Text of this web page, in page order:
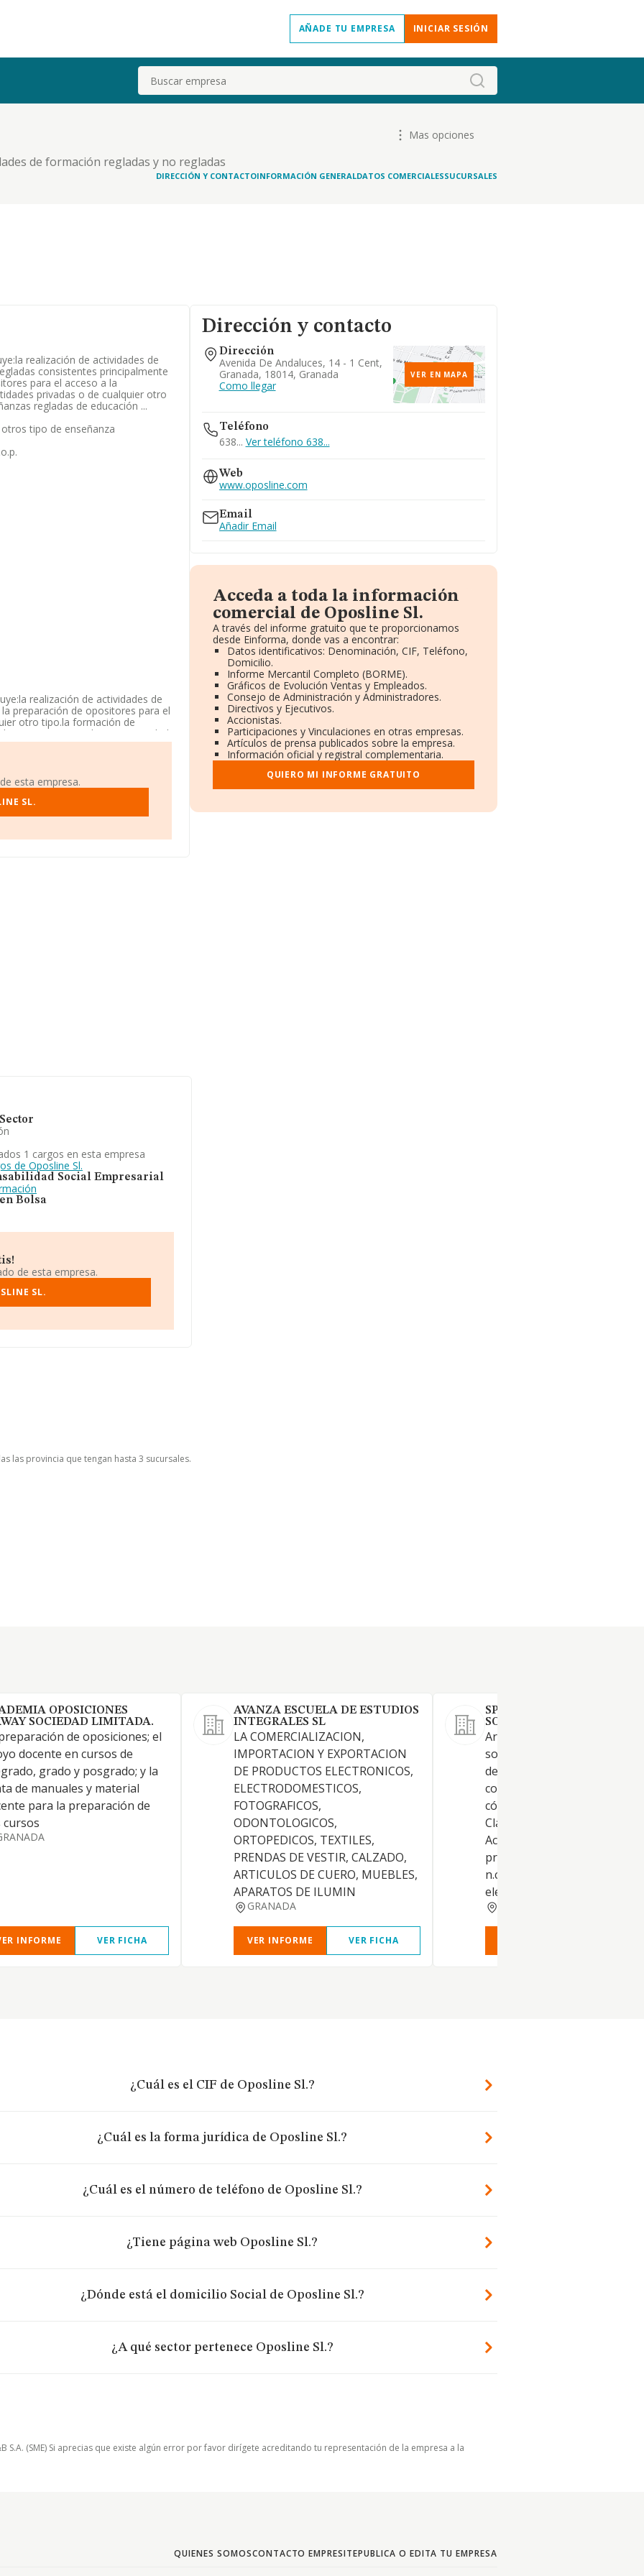
AÑADE TU EMPRESA INICIAR SESIÓN
Buscar
de formación regladas y no regladas
para el acceso a la administración
Mas opciones
DIRECCIÓN Y CONTACTOINFORMACIÓN GENERALDATOS COMERCIALESSUCURSALES
realización de actividades de
consistentes principalmente
para el acceso a la
privadas o de cualquier otro
regladas de educación ...
tipo de enseñanza
realización de actividades de
preparación de opositores para el
otro tipo.la formación de
Registro Mercantil como Sociedad
no tiene actividad en mercados
De Andaluces núm. 14 1 Cent,
empresas, en el ámbito nacional
esta empresa.
SL.
Dirección y contacto
Dirección
Avenida De Andaluces, 14 - 1 Cent,
Granada, 18014, Granada
Como llegar
VER EN MAPA
Teléfono
638... Ver teléfono 638...
Web
www.oposline.com
Email
Añadir Email
Acceda a toda la información
comercial de Oposline Sl.
A través del informe gratuito que te proporcionamos
desde Einforma, donde vas a encontrar:
Datos identificativos: Denominación, CIF, Teléfono,
Domicilio.
Informe Mercantil Completo (BORME).
Gráficos de Evolución Ventas y Empleados.
Consejo de Administración y Administradores.
Directivos y Ejecutivos.
Accionistas.
Participaciones y Vinculaciones en otras empresas.
Artículos de prensa publicados sobre la empresa.
Información oficial y registral complementaria.
QUIERO MI INFORME GRATUITO
1 cargos en esta empresa
de Oposline Sl.
Social Empresarial
Bolsa
de esta empresa.
SL.
las provincia que tengan hasta 3 sucursales.
OPOSICIONES
SOCIEDAD LIMITADA.
de oposiciones; el
docente en cursos de
grado y posgrado; y la
de manuales y material
para la preparación de
cursos
INFORME VER FICHA
AVANZA ESCUELA DE ESTUDIOS
INTEGRALES SL
LA COMERCIALIZACION,
IMPORTACION Y EXPORTACION
DE PRODUCTOS ELECTRONICOS,
ELECTRODOMESTICOS,
FOTOGRAFICOS,
ODONTOLOGICOS,
ORTOPEDICOS, TEXTILES,
PRENDAS DE VESTIR, CALZADO,
ARTICULOS DE CUERO, MUEBLES,
APARATOS DE ILUMIN
GRANADA
VER INFORME VER FICHA
SPLASH FUN ENGLISH
SOCIEDAD LIMITADA.
Artículo 2.º Objeto social. La
sociedad tiene por objeto el
desarrollo de las actividades
correspondientes a los
códigos y descripciones de la
Clasificación Nacional de
Actividades Económicas:
principal: 85.59 / Otra
n.c.o.p. Si alguna de las
elegidas..
¿Cuál es el CIF de Oposline Sl.?
¿Cuál es la forma jurídica de Oposline Sl.?
¿Cuál es el número de teléfono de Oposline Sl.?
¿Tiene página web Oposline Sl.?
¿Dónde está el domicilio Social de Oposline Sl.?
¿A qué sector pertenece Oposline Sl.?
(SME) Si aprecias que existe algún error por favor dirígete acreditando tu representación de la empresa a la
QUIENES SOMOSCONTACTO EMPRESITEPUBLICA O EDITA TU EMPRESA